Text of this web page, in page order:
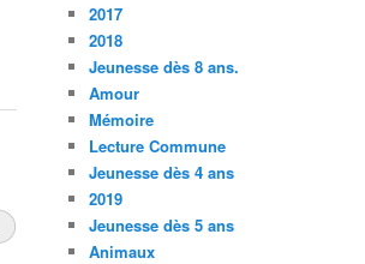
2017
2018
Jeunesse dès 8 ans.
Amour
Mémoire
Lecture Commune
Jeunesse dès 4 ans
2019
Jeunesse dès 5 ans
Animaux